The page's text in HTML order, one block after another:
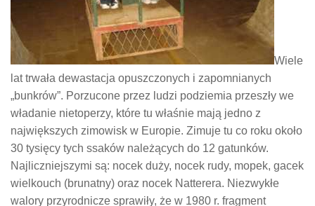
Wiele
lat trwała dewastacja opuszczonych i zapomnianych
„bunkrów”. Porzucone przez ludzi podziemia przeszły we
władanie nietoperzy, które tu właśnie mają jedno z
największych zimowisk w Europie. Zimuje tu co roku około
30 tysięcy tych ssaków należących do 12 gatunków.
Najliczniejszymi są: nocek duży, nocek rudy, mopek, gacek
wielkouch (brunatny) oraz nocek Natterera. Niezwykłe
walory przyrodnicze sprawiły, że w 1980 r. fragment